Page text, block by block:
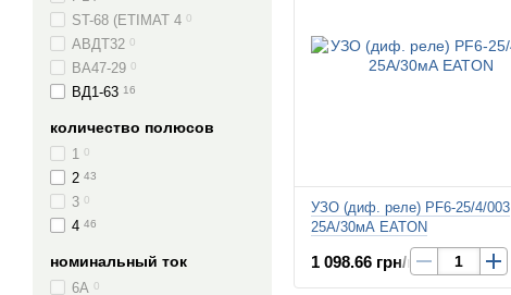
УЗО (диф. реле) PF6-25/4/003
25А/30мА EATON
1 098.66 грн/шт.
ST-68 (ETIMAT 4 0
АВДТ32 0
ВА47-29 0
ВД1-63 16
количество полюсов
1 0
2 43
3 0
4 46
номинальный ток
6A 0